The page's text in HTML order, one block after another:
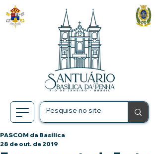
PASCOM da Basílica
28 de out. de 2019